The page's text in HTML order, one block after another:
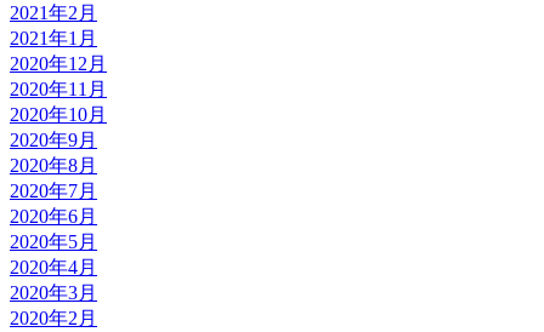
2021年2月
2021年1月
2020年12月
2020年11月
2020年10月
2020年9月
2020年8月
2020年7月
2020年6月
2020年5月
2020年4月
2020年3月
2020年2月